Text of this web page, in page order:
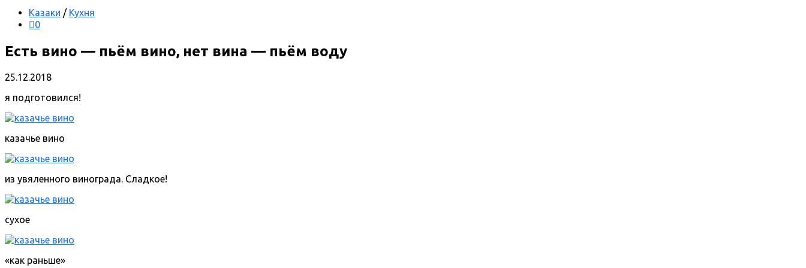
Казаки / Кухня
0
Есть вино — пьём вино, нет вина — пьём воду
25.12.2018
я подготовился!
казачье вино
из увяленного винограда. Сладкое!
сухое
«как раньше»